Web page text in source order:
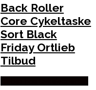
Back Roller
Core Cykeltaske
Sort Black
Friday Ortlieb
Tilbud